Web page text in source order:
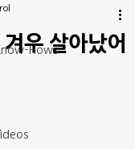
Hows
우 살아났어